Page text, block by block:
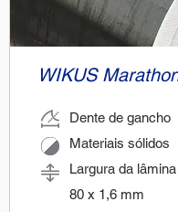
WIKUS
Dente de gancho
Materiais sólidos
Largura da
80 x 1,6 mm